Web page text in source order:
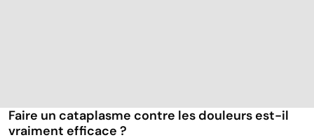
Faire un cataplasme contre les douleurs est-il
vraiment efficace ?